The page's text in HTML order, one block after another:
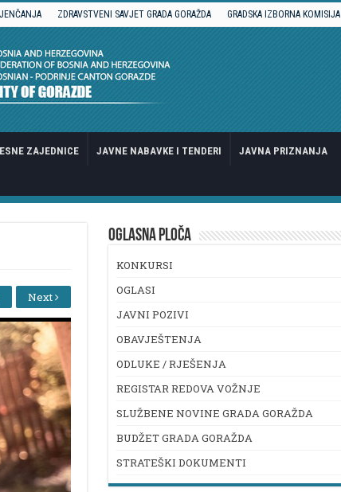
ZDRAVSTVENI SAVJET GRADA GORAŽDA GRADSKA IZBORNA KOMISIJA
ZAJEDNICE JAVNE NABAVKE I TENDERI JAVNA PRIZNANJA
Next
OGLASNA PLOČA
KONKURSI
OGLASI
JAVNI POZIVI
OBAVJEŠTENJA
ODLUKE / RJEŠENJA
REGISTAR REDOVA VOŽNJE
SLUŽBENE NOVINE GRADA GORAŽDA
BUDŽET GRADA GORAŽDA
STRATEŠKI DOKUMENTI